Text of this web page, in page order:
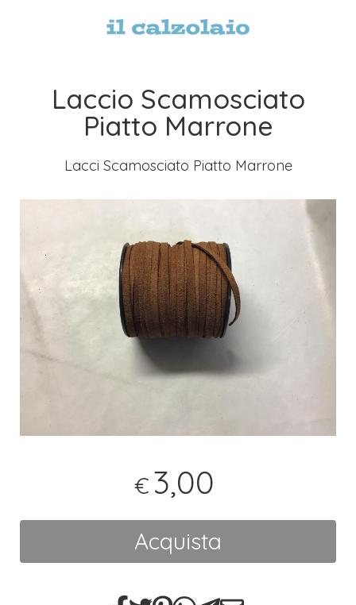
Laccio Scamosciato
Piatto Marrone
Lacci Scamosciato Piatto Marrone
€ 3,00
Acquista